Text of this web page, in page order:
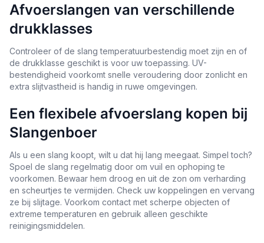
Afvoerslangen van verschillende
drukklasses
Controleer of de slang temperatuurbestendig moet zijn en of
de drukklasse geschikt is voor uw toepassing. UV-
bestendigheid voorkomt snelle veroudering door zonlicht en
extra slijtvastheid is handig in ruwe omgevingen.
Een flexibele afvoerslang kopen bij
Slangenboer
Als u een slang koopt, wilt u dat hij lang meegaat. Simpel toch?
Spoel de slang regelmatig door om vuil en ophoping te
voorkomen. Bewaar hem droog en uit de zon om verharding
en scheurtjes te vermijden. Check uw koppelingen en vervang
ze bij slijtage. Voorkom contact met scherpe objecten of
extreme temperaturen en gebruik alleen geschikte
reinigingsmiddelen.